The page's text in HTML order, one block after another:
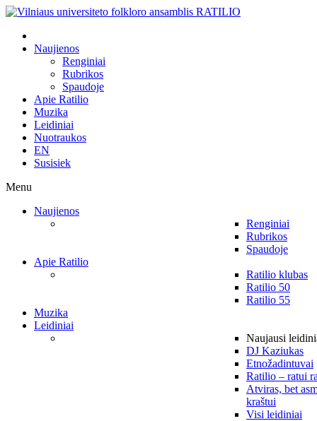
Naujienos
Renginiai
Rubrikos
Spaudoje
Apie Ratilio
Muzika
Leidiniai
Nuotraukos
EN
Susisiek
Menu
Naujienos
Renginiai
Rubrikos
Spaudoje
Apie Ratilio
Ratilio klubas
Ratilio 50
Ratilio 55
Muzika
Leidiniai
Naujausi
DJ Kaziukas
Etnožadintuvai
Ratilio – ratui
Atviras, bet
kraštui
Visi leidiniai